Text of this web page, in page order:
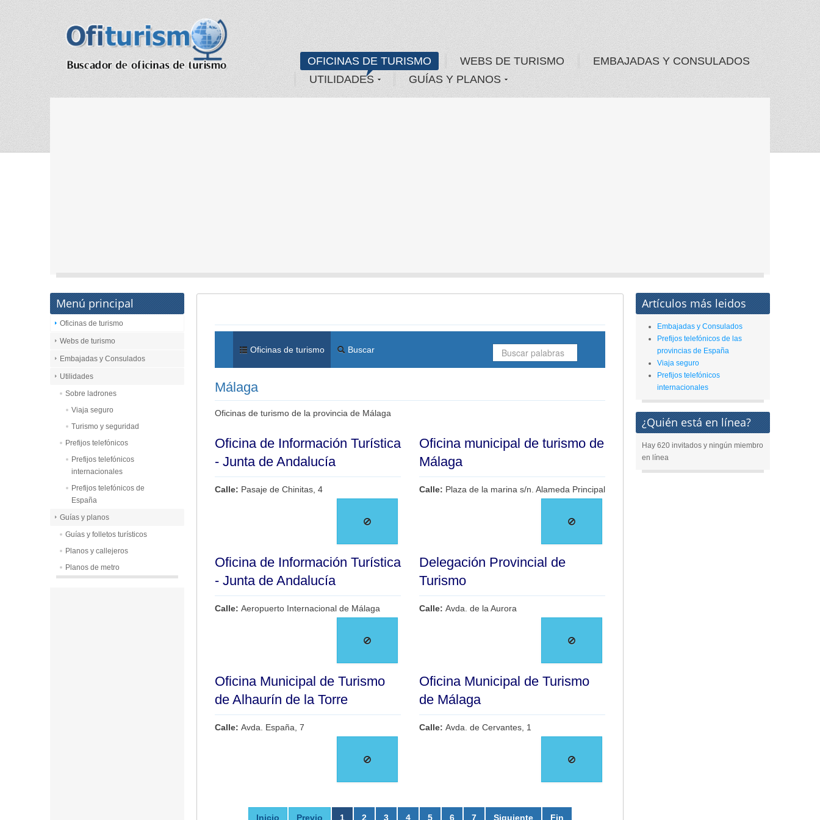
OFICINAS DE TURISMO WEBS DE TURISMO
EMBAJADAS Y CONSULADOS
UTILIDADES
GUÍAS Y PLANOS
Oficinas de turismo Buscar
Málaga
Oficinas de turismo de la provincia de Málaga
Oficina de Información Turística
- Junta de Andalucía
Calle: Pasaje de Chinitas, 4
Oficina municipal de turismo de
Málaga
Calle: Plaza de la marina s/n. Alameda Principal
Oficina de Información Turística
- Junta de Andalucía
Calle: Aeropuerto Internacional de Málaga
Delegación Provincial de
Turismo
Calle: Avda. de la Aurora
Oficina Municipal de Turismo
de Alhaurín de la Torre
Calle: Avda. España, 7
Oficina Municipal de Turismo
de Málaga
Calle: Avda. de Cervantes, 1
Inicio Previo 1 2 3 4 5 6 7 Siguiente Fin
Menú principal
Oficinas de turismo
Webs de turismo
Embajadas y Consulados
Utilidades
Sobre ladrones
Viaja seguro
Turismo y seguridad
Prefijos telefónicos
Prefijos telefónicos
internacionales
Prefijos telefónicos de
España
Guías y planos
Guías y folletos turísticos
Planos y callejeros
Planos de metro
Artículos más leidos
Embajadas y Consulados
Prefijos telefónicos de las
provincias de España
Viaja seguro
Prefijos telefónicos
internacionales
¿Quién está en línea?
Hay 620 invitados y ningún miembro
en línea